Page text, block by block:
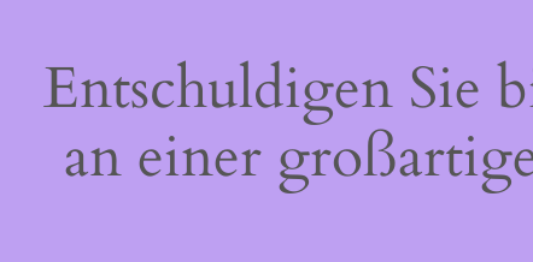
Entschuldigen Sie
an einer